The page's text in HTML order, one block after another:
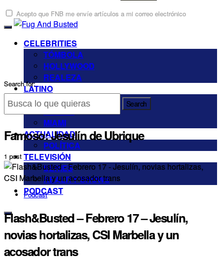
Acepto que FNB me envíe artículos a mi correo electrónico
CELEBRITIES
TÓMBOLA
HOLLYWOOD
REALEZA
LATINO
ARGENTINA
MÉXICO
MIAMI
ACTUALIDAD
POLÍTICA
TELEVISIÓN
SERIES
REALITY SHOWS
PODCAST
Search for:
Search
Famoso:Jesulín de Ubrique
1 post
Podcast
Flash&Busted – Febrero 17 – Jesulín,
novias hortalizas, CSI Marbella y un
acosador trans